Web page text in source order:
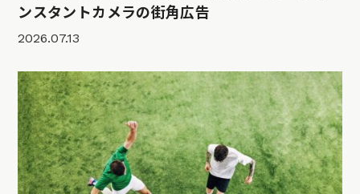
ンスタントカメラの街角広告
2026.07.13